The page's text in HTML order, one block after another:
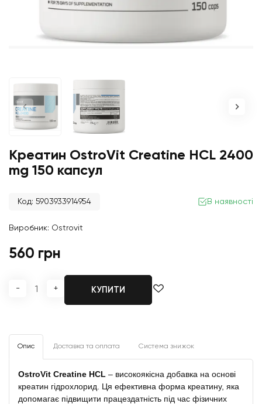
Креатин OstroVit Creatine HCL 2400
mg 150 капсул
Код: 5903933914954 В наявності
Виробник: Ostrovit
560 грн
- + КУПИТИ
Опис Доставка та оплата Система знижок
OstroVit Creatine HCL – високоякісна добавка на основі
креатин гідрохлорид. Ця ефективна форма креатину, яка
допомагає підвищити працездатність під час фізичних